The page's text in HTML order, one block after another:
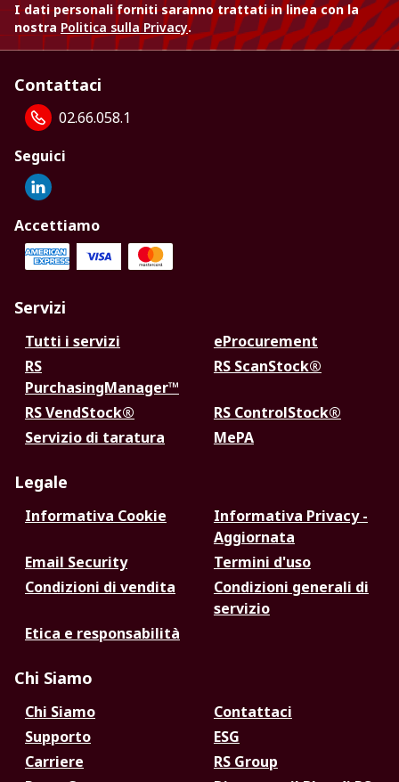
I dati personali forniti saranno trattati in linea con la
nostra Politica sulla Privacy.
Contattaci
02.66.058.1
Seguici
Accettiamo
Servizi
Tutti i servizi
eProcurement
RS
PurchasingManager™
RS ScanStock®
RS VendStock®
RS ControlStock®
Servizio di taratura
MePA
Legale
Informativa Cookie
Informativa Privacy -
Aggiornata
Email Security
Termini d'uso
Condizioni di vendita
Condizioni generali di
servizio
Etica e responsabilità
Chi Siamo
Chi Siamo
Contattaci
Supporto
ESG
Carriere
RS Group